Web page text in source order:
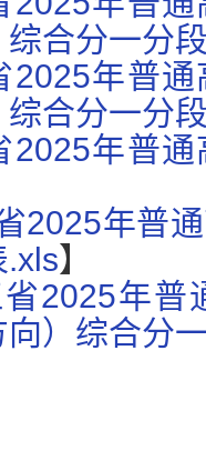
合分一分
2025年普
合分一分
2025年普
2025年普
.xls】
2025年普
向）综合分